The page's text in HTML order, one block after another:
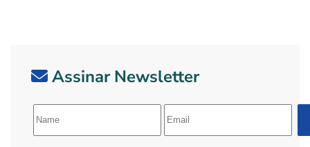
Assinar Newsletter